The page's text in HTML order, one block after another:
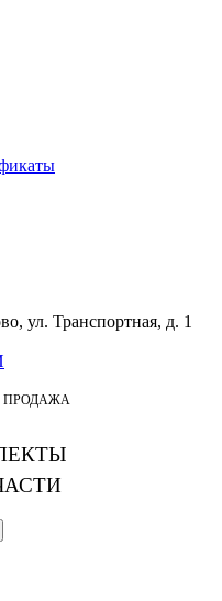
ул. Транспортная, д. 1
ПРОДАЖА